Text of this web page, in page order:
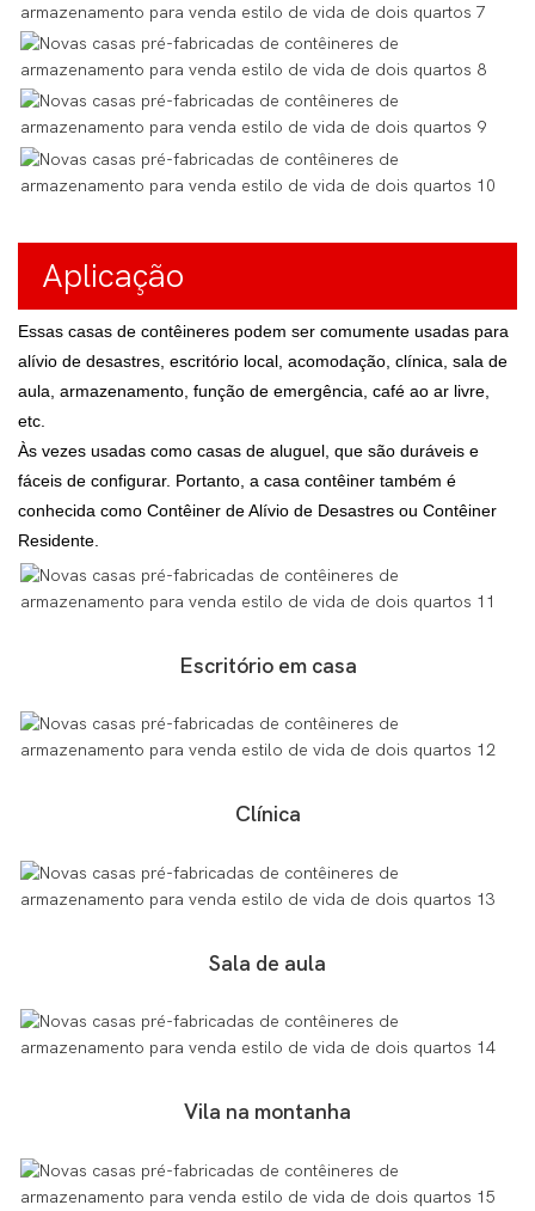
Aplicação
Essas casas de contêineres podem ser comumente usadas para
alívio de desastres, escritório local, acomodação, clínica, sala de
aula, armazenamento, função de emergência, café ao ar livre,
etc.
Às vezes usadas como casas de aluguel, que são duráveis ​​e
fáceis de configurar. Portanto, a casa contêiner também é
conhecida como Contêiner de Alívio de Desastres ou Contêiner
Residente.
Escritório em casa
Clínica
Sala de aula
Vila na montanha